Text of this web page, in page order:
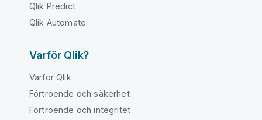
Qlik Predict
Qlik Automate
Varför Qlik?
Varför Qlik
Förtroende och säkerhet
Förtroende och integritet